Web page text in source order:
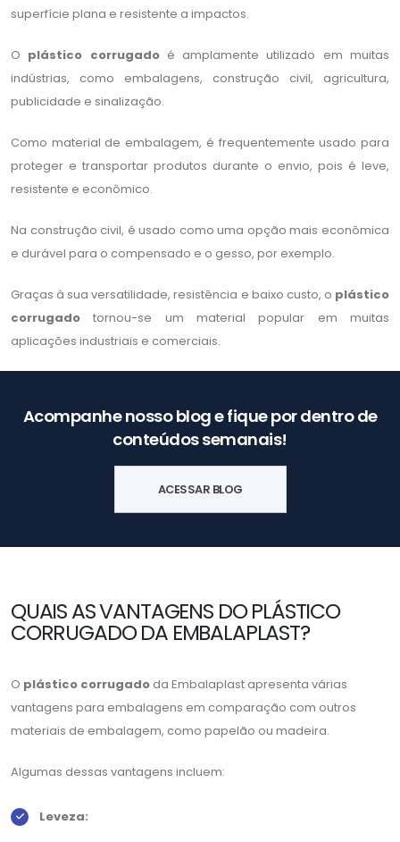
superfície plana e resistente a impactos.
O plástico corrugadoé amplamente utilizado em muitas
indústrias, como embalagens, construção civil, agricultura,
publicidade e sinalização.
Como material de embalagem, é frequentemente usado para
proteger e transportar produtos durante o envio, pois é leve,
resistente e econômico.
Na construção civil, é usado como uma opção mais econômica
e durável para o compensado e o gesso, por exemplo.
Graças à sua versatilidade, resistência e baixo custo, o plástico
corrugado tornou-se um material popular em muitas
aplicações industriais e comerciais.
Acompanhe nosso blog e fique por dentro de
conteúdos semanais!
ACESSAR BLOG
QUAIS AS VANTAGENS DO PLÁSTICO
CORRUGADO DA EMBALAPLAST?
O plástico corrugado da Embalaplast apresenta várias
vantagens para embalagens em comparação com outros
materiais de embalagem, como papelão ou madeira.
Algumas dessas vantagens incluem:
Leveza: